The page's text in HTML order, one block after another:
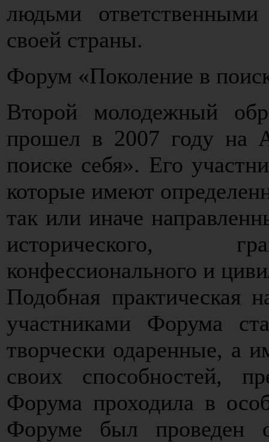
людьми
своей страны.
Форум «Поколение в
Второй молодежный
прошел в 2007 году на
поиске себя». Его
которые имеют
так или иначе
исторического,
конфессионального и
Подобная практическая
участниками Форума
творчески одаренные, а
своих способностей,
Форума проходила в
Форуме был проведен